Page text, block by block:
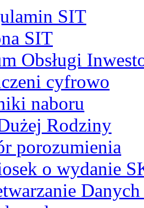
SIT
SIT
Obsługi
cyfrowo
naboru
Rodziny
porozumienia
o wydanie